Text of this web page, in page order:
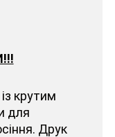
крутим
для
Друк